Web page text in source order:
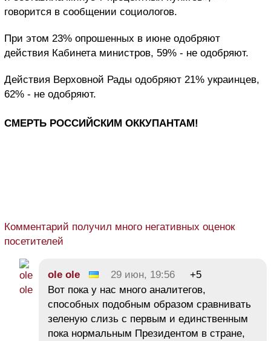
говорится в сообщении социологов.
При этом 23% опрошенных в июне одобряют
действия Кабинета министров, 59% - не одобряют.
Действия Верховной Рады одобряют 21% украинцев,
62% - не одобряют.
СМЕРТЬ РОССИЙСКИМ ОККУПАНТАМ!
Комментарий получил много негативных оценок
посетителей
ole ole 29 июн, 19:56
+5
Вот пока у нас много аналитегов,
способных подобным образом сравнивать
зеленую слизь с первым и единственным
пока нормальным Президентом в стране,